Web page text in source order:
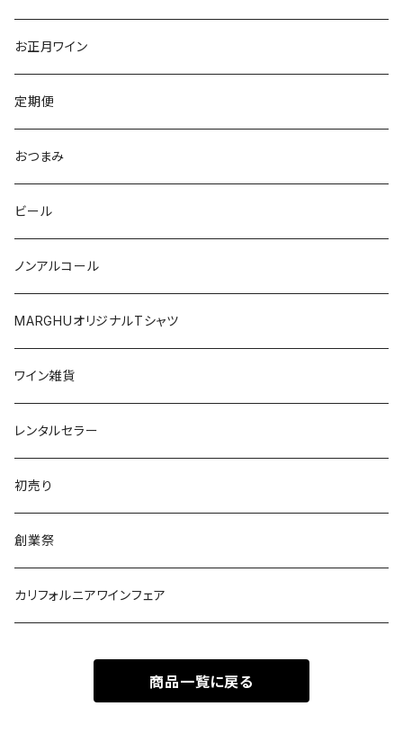
オレゴン
オーストラリア
チリ
ドイツ
アルゼンチン
日本
オーストリア
南アフリカ
ポルトガル
シチリア
アメリカ
カリフォルニア
オレゴン
南アフリカ
オーストリア
チリ
オーストラリア
日本
ポルトガル
オーストラリア
お正月ワイン
定期便
おつまみ
ビール
ノンアルコール
MARGHUオリジナルTシャツ
ワイン雑貨
レンタルセラー
初売り
創業祭
カリフォルニアワインフェア
商品一覧に戻る